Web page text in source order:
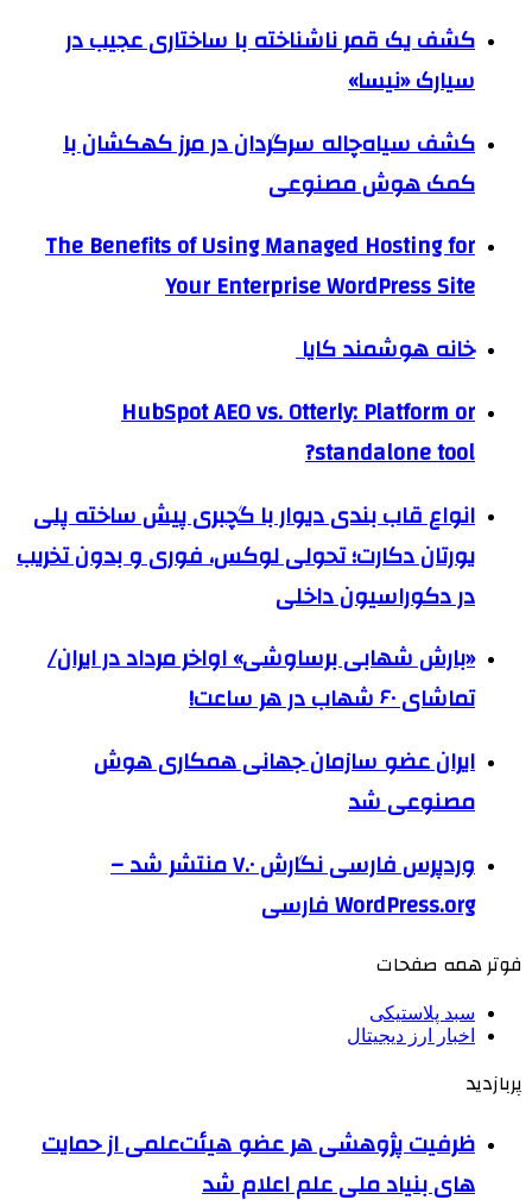
کشف یک قمر ناشناخته با ساختاری عجیب در
سیارک «نیسا»
کشف سیاه‌چاله سرگردان در مرز کهکشان با
کمک هوش مصنوعی
The Benefits of Using Managed Hosting for
Your Enterprise WordPress Site
خانه هوشمند کایا
HubSpot AEO vs. Otterly: Platform or
standalone tool?
انواع قاب بندی دیوار با گچبری پیش ساخته پلی
یورتان دکارت؛ تحولی لوکس، فوری و بدون تخریب
در دکوراسیون داخلی
«بارش شهابی برساوشی» اواخر مرداد در ایران/
تماشای ۶۰ شهاب در هر ساعت!
ایران عضو سازمان جهانی همکاری هوش
مصنوعی شد
وردپرس فارسی نگارش ۷.۰ منتشر شد –
WordPress.org فارسی
فوتر همه صفحات
سبد پلاستیکی
اخبار ارز دیجیتال
پربازدید
ظرفیت پژوهشی هر عضو هیئت‌علمی از حمایت
های بنیاد ملی علم اعلام شد